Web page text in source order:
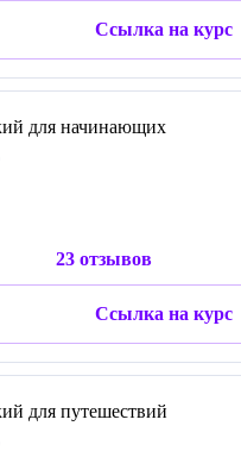
Ссылка на курс
для начинающих
23 отзывов
Ссылка на курс
для путешествий